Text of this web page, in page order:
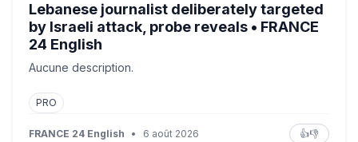
Lebanese journalist deliberately targeted
by Israeli attack, probe reveals • FRANCE
24 English
Aucune description.
PRO
FRANCE 24 English • 6 août 2026 👍👎